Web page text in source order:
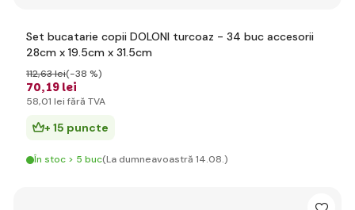
Set bucatarie copii DOLONI turcoaz - 34 buc accesorii
28cm x 19.5cm x 31.5cm
70,19 lei
112,63 lei(-38 %)
58,01 lei fără TVA
+ 15 puncte
În stoc > 5 buc(La dumneavoastră 14.08.)